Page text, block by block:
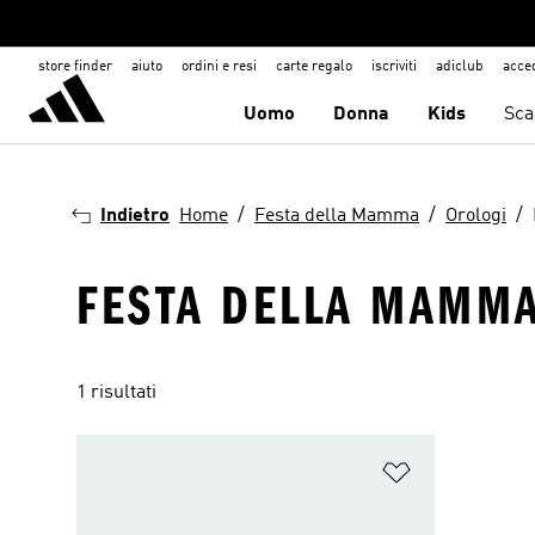
store finder aiuto ordini e resi carte regalo iscriviti adiclub
Uomo Donna Kids
Indietro Home Festa della Mamma Orologi
FESTA DELLA
1 risultati